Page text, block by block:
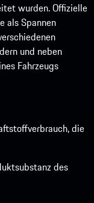
wurden. Offizielle
als Spannen
und neben
Fahrzeugs
die
des